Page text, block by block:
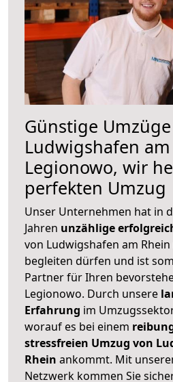
Günstige
Ludwigshafen
Legionowo, wir
perfekten Umzug
Unser Unternehmen hat in
Jahren unzählige
von Ludwigshafen am
begleiten dürfen und ist
Partner für Ihren
Legionowo. Durch unsere
Erfahrung im
worauf es bei einem
stressfreien Umzug von
Rhein ankommt. Mit
Netzwerk kommen Sie